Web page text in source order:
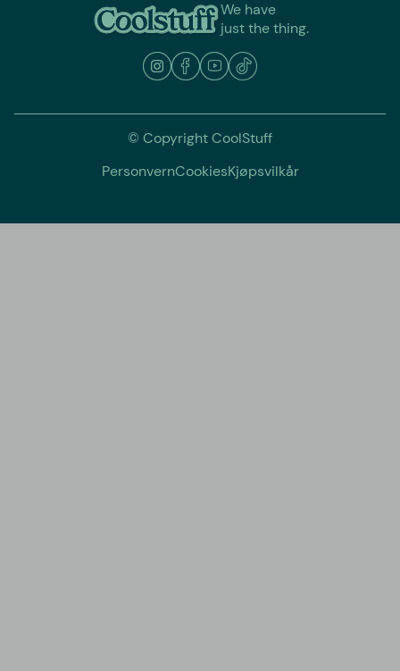
We have
just the thing.
© Copyright CoolStuff
PersonvernCookiesKjøpsvilkår